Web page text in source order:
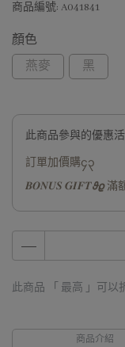
商品編號: A041841
顏色
燕麥
黑
此商品參與的優惠
訂單加價購၄၃
𝑩𝑶𝑵𝑼𝑺 𝑮𝑰𝑭𝑻𝟅𝟈 滿
此商品 「 最高 」可以
商品介紹